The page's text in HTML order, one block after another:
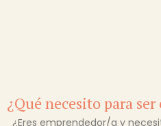
¿Qué necesito para
¿Eres emprendedor/a y